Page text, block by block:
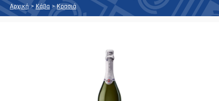
Αρχική > Κάβα > Κρασιά